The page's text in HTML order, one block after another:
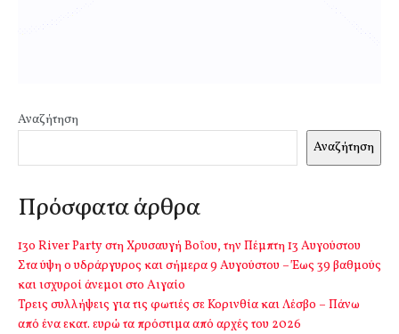
Αναζήτηση
Αναζήτηση
Πρόσφατα άρθρα
13o River Party στη Χρυσαυγή Βοΐου, την Πέμπτη 13 Αυγούστου
Στα ύψη ο υδράργυρος και σήμερα 9 Αυγούστου – Έως 39 βαθμούς
και ισχυροί άνεμοι στο Αιγαίο
Τρεις συλλήψεις για τις φωτιές σε Κορινθία και Λέσβο – Πάνω
από ένα εκατ. ευρώ τα πρόστιμα από αρχές του 2026